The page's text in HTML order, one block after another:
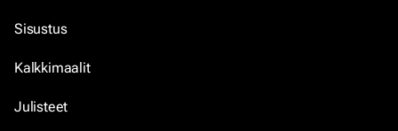
Sisustus
Kalkkimaalit
Julisteet